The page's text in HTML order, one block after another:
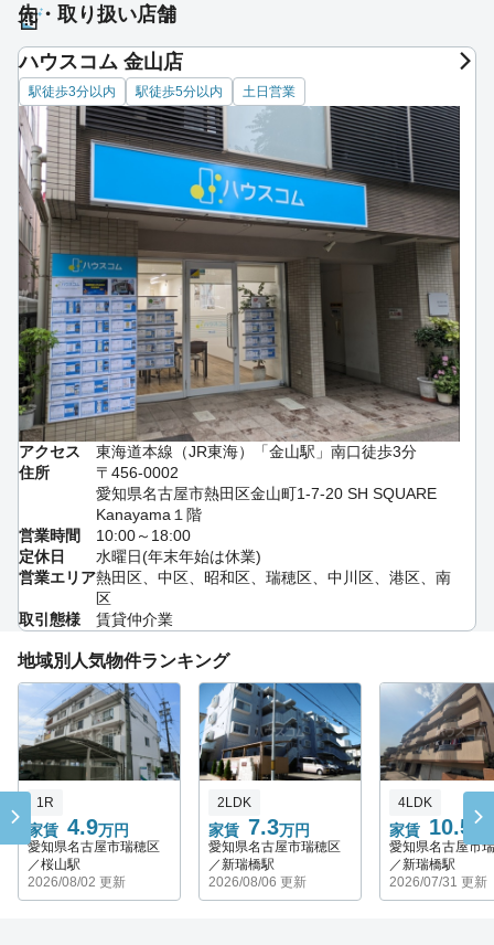
先・取り扱い店舗
ハウスコム 金山店
駅徒歩3分以内 駅徒歩5分以内 土日営業
アクセス
東海道本線（JR東海）「金山駅」南口徒歩3分
住所
〒456-0002
愛知県名古屋市熱田区金山町1-7-20 SH SQUARE
Kanayama１階
営業時間
10:00～18:00
定休日
水曜日(年末年始は休業)
営業エリア熱田区、中区、昭和区、瑞穂区、中川区、港区、南
区
取引態様
賃貸仲介業
地域別人気物件ランキング
家賃 4.9万円
1R
愛知県名古屋市瑞穂区
／桜山駅
2026/08/02 更新
家賃 7.3万円
2LDK
愛知県名古屋市瑞穂区
／新瑞橋駅
2026/08/06 更新
家賃 10.5
4LDK
愛知県名古屋市
／新瑞橋駅
2026/07/31 更新